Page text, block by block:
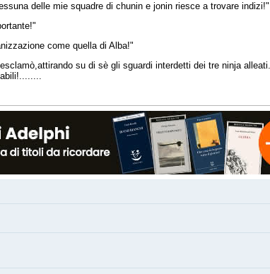
delle mie squadre di chunin e jonin riesce a trovare indizi!"
come quella di Alba!"
su di sè gli sguardi interdetti dei tre ninja